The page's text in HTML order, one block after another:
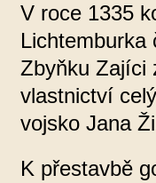
V roce 1335
Lichtemburka
Zbyňku Zajíci
vlastnictví
vojsko Jana
K přestavbě